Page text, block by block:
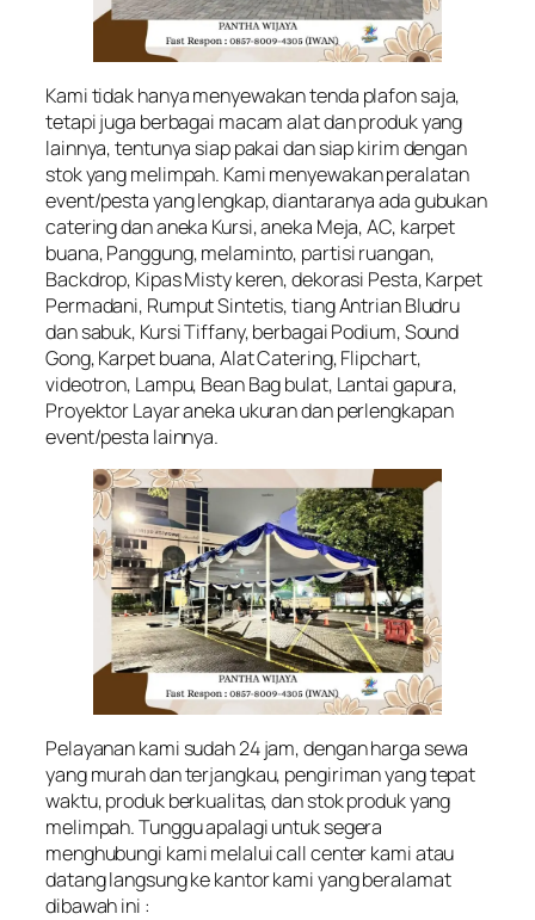
Kami tidak hanya menyewakan tenda plafon saja,
tetapi juga berbagai macam alat dan produk yang
lainnya, tentunya siap pakai dan siap kirim dengan
stok yang melimpah. Kami menyewakan peralatan
event/pesta yang lengkap, diantaranya ada gubukan
catering dan aneka Kursi, aneka Meja, AC, karpet
buana, Panggung, melaminto, partisi ruangan,
Backdrop, Kipas Misty keren, dekorasi Pesta, Karpet
Permadani, Rumput Sintetis, tiang Antrian Bludru
dan sabuk, Kursi Tiffany, berbagai Podium, Sound
Gong, Karpet buana, Alat Catering, Flipchart,
videotron, Lampu, Bean Bag bulat, Lantai gapura,
Proyektor Layar aneka ukuran dan perlengkapan
event/pesta lainnya.
Pelayanan kami sudah 24 jam, dengan harga sewa
yang murah dan terjangkau, pengiriman yang tepat
waktu, produk berkualitas, dan stok produk yang
melimpah. Tunggu apalagi untuk segera
menghubungi kami melalui call center kami atau
datang langsung ke kantor kami yang beralamat
dibawah ini :